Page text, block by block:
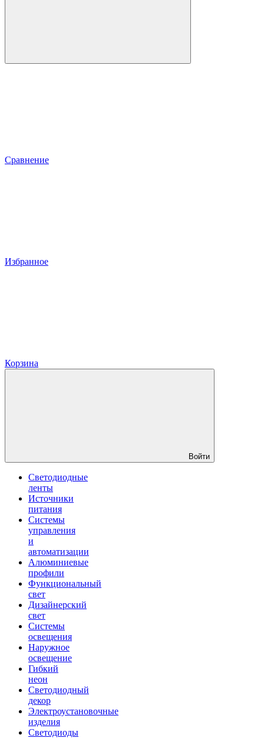
Сравнение
Избранное
Корзина
Войти
Светодиодные
ленты
Источники
питания
Системы
управления
и
автоматизации
Алюминиевые
профили
Функциональный
свет
Дизайнерский
свет
Системы
освещения
Наружное
освещение
Гибкий
неон
Светодиодный
декор
Электроустановочные
изделия
Светодиоды